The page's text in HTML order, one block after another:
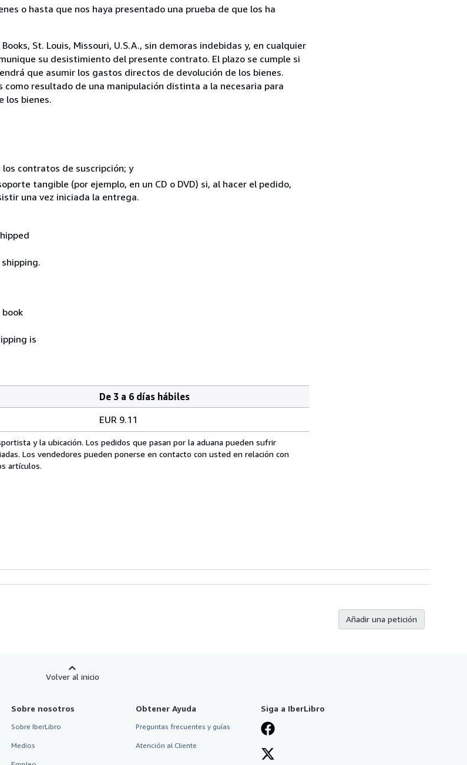
o hasta que nos haya presentado una prueba de que los ha
St. Louis, Missouri, U.S.A., sin demoras indebidas y, en cualquier
su desistimiento del presente contrato. El plazo se cumple si
que asumir los gastos directos de devolución de los bienes.
resultado de una manipulación distinta a la necesaria para
los bienes.
contratos de suscripción; y
tangible (por ejemplo, en un CD o DVD) si, al hacer el pedido,
una vez iniciada la entrega.
book
is
De 3 a 6 días hábiles
EUR 9.11
y la ubicación. Los pedidos que pasan por la aduana pueden sufrir
Los vendedores pueden ponerse en contacto con usted en relación con
artículos.
Añadir una petición
Volver al inicio
Sobre nosotros
Sobre IberLibro
Medios
Obtener Ayuda
Preguntas frecuentes y guías
Atención al Cliente
Siga a IberLibro